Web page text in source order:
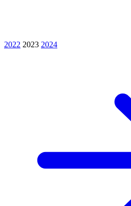
2022 2023 2024